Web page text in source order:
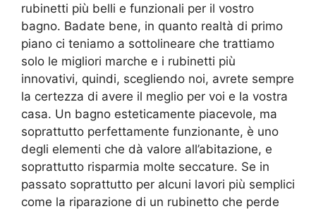
rubinetti più belli e funzionali per il vostro
bagno. Badate bene, in quanto realtà di primo
piano ci teniamo a sottolineare che trattiamo
solo le migliori marche e i rubinetti più
innovativi, quindi, scegliendo noi, avrete sempre
la certezza di avere il meglio per voi e la vostra
casa. Un bagno esteticamente piacevole, ma
soprattutto perfettamente funzionante, è uno
degli elementi che dà valore all’abitazione, e
soprattutto risparmia molte seccature. Se in
passato soprattutto per alcuni lavori più semplici
come la riparazione di un rubinetto che perde